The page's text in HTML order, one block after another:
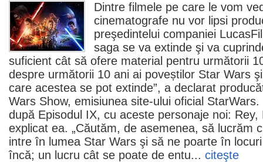
Dintre filmele pe care le vom
cinematografe nu vor lipsi
preşedintelui companiei
saga se va extinde şi va
suficient cât să ofere material pentru următorii
despre următorii 10 ani ai poveștilor Star Wars
care acestea se pot extinde”, a declarat
Wars Show, emisiunea site-ului oficial
după Episodul IX, cu aceste personaje noi: Rey,
explicat ea. „Căutăm, de asemenea, să lucrăm
intre în lumea Star Wars şi să ne poarte în
încă; un lucru cât se poate de entu... citeşte